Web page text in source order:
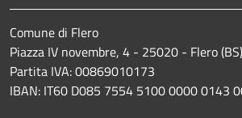
Comune di Flero
Piazza IV novembre, 4 - 25020 - Flero (BS)
Partita IVA: 00869010173
IBAN: IT60 D085 7554 5100 0000 0143